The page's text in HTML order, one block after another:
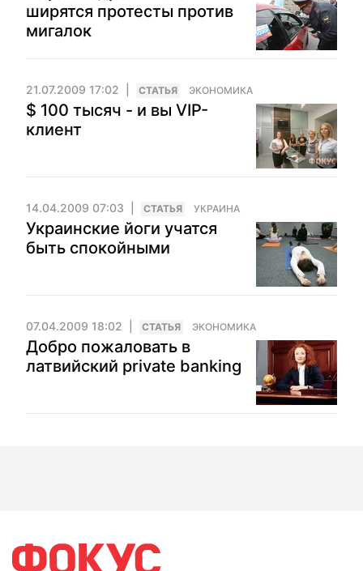
ширятся протесты против
мигалок
21.07.2009 17:02 CТАТЬЯ ЭКОНОМИКА
$ 100 тысяч - и вы VIP-
клиент
14.04.2009 07:03 CТАТЬЯ УКРАИНА
Украинские йоги учатся
быть спокойными
07.04.2009 18:02 CТАТЬЯ ЭКОНОМИКА
Добро пожаловать в
латвийский private banking